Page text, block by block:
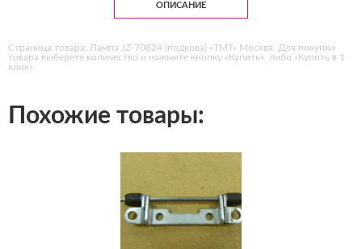
ОПИСАНИЕ
Страница товара: Лампа JZ-70824 (подкова) «ТМТ» Москва. Для покупки
товара выберете количество и нажмите кнопку «Купить», либо «Купить в 1
клик».
Похожие товары: